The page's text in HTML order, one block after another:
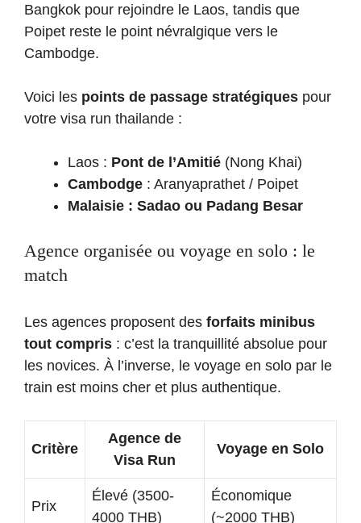
Bangkok pour rejoindre le Laos, tandis que
Poipet reste le point névralgique vers le
Cambodge.
Voici les points de passage stratégiques pour
votre visa run thailande :
Laos : Pont de l’Amitié (Nong Khai)
Cambodge : Aranyaprathet / Poipet
Malaisie : Sadao ou Padang Besar
Agence organisée ou voyage en solo : le
match
Les agences proposent des forfaits minibus
tout compris : c’est la tranquillité absolue pour
les novices. À l’inverse, le voyage en solo par le
train est moins cher et plus authentique.
Critère
Agence de
Visa Run
Voyage en Solo
Prix
Élevé (3500-
4000 THB)
Économique
(~2000 THB)